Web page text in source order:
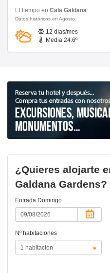
El tiempo en Cala Galdana
Datos históricos en Agosto
12 días/mes
Media 24.6º
¿Quieres alojarte
Galdana Gardens?
Entrada Domingo
Nº habitaciones